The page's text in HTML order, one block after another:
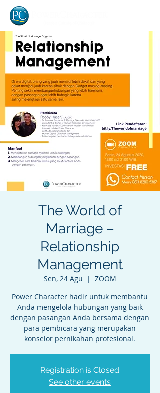
The World of
Marriage –
Relationship
Management
Sen, 24 Agu
  |
ZOOM
Power Character hadir untuk membantu
Anda mengelola hubungan yang baik
dengan pasangan Anda bersama dengan
para pembicara yang merupakan
konselor pernikahan profesional.
Registration is Closed
See other events